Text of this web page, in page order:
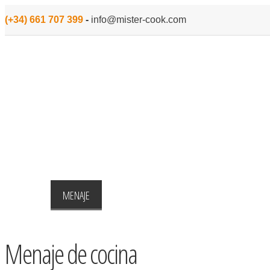
(+34) 661 707 399 - info@mister-cook.com
MENAJE
Menaje de cocina